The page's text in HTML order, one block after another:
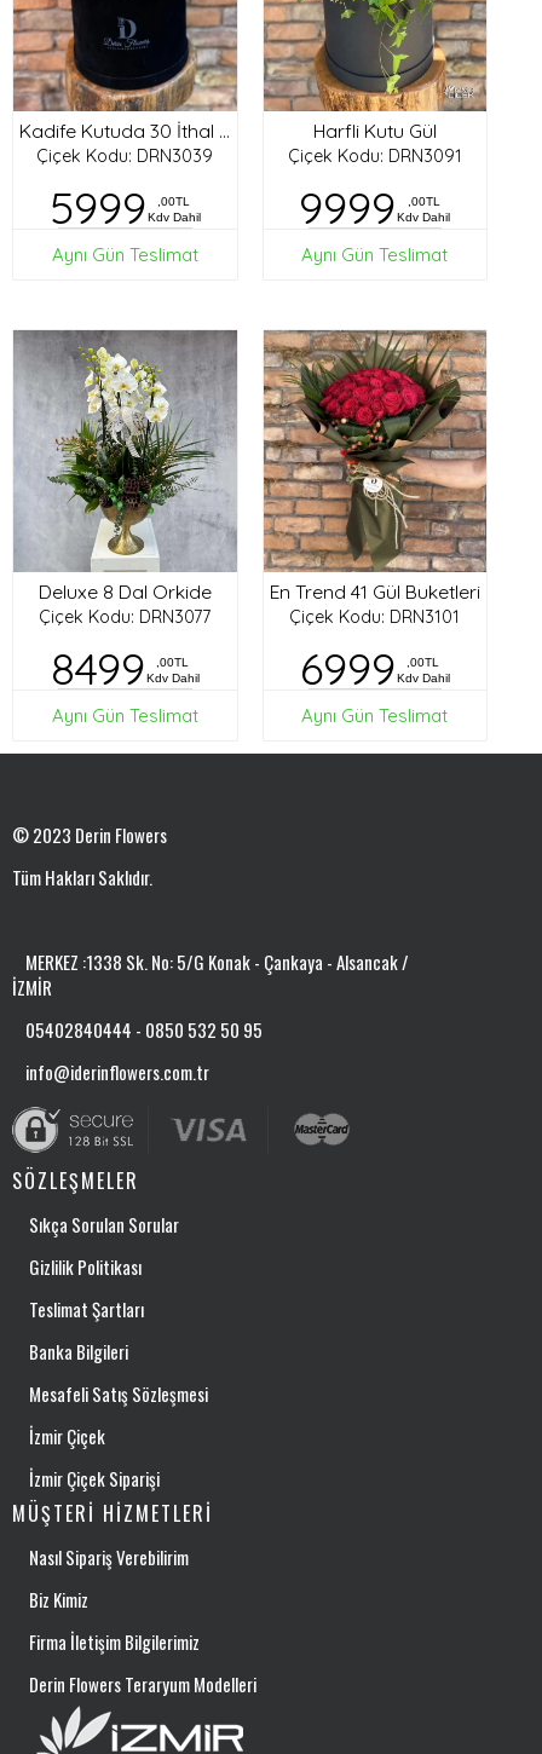
Kadife Kutuda 30 İthal Gül
Çiçek Kodu: DRN3039
5999
,00TL
Kdv Dahil
Aynı Gün Teslimat
Harfli Kutu Gül
Çiçek Kodu: DRN3091
9999
,00TL
Kdv Dahil
Aynı Gün Teslimat
Deluxe 8 Dal Orkide
Çiçek Kodu: DRN3077
8499
,00TL
Kdv Dahil
Aynı Gün Teslimat
En Trend 41 Gül Buketleri
Çiçek Kodu: DRN3101
6999
,00TL
Kdv Dahil
Aynı Gün Teslimat
© 2023 Derin Flowers
Tüm Hakları Saklıdır.
MERKEZ :1338 Sk. No: 5/G Konak - Çankaya - Alsancak /
İZMİR
05402840444 - 0850 532 50 95
info@iderinflowers.com.tr
SÖZLEŞMELER
Sıkça Sorulan Sorular
Gizlilik Politikası
Teslimat Şartları
Banka Bilgileri
Mesafeli Satış Sözleşmesi
İzmir Çiçek
İzmir Çiçek Siparişi
MÜŞTERI HIZMETLERI
Nasıl Sipariş Verebilirim
Biz Kimiz
Firma İletişim Bilgilerimiz
Derin Flowers Teraryum Modelleri